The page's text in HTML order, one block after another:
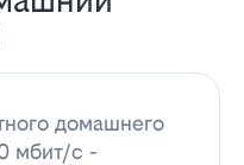
домашнего
мбит/с -